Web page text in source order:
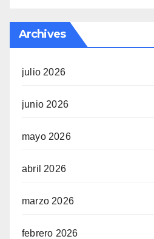
Archives
julio 2026
junio 2026
mayo 2026
abril 2026
marzo 2026
febrero 2026